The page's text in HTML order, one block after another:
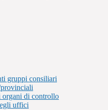
gruppi consiliari
organi di controllo
uffici